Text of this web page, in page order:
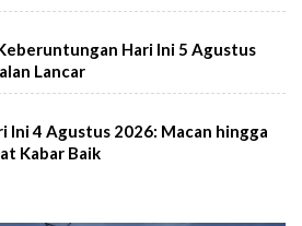
Hari Ini 5 Agustus
Lancar
Ini 4 Agustus 2026: Macan hingga
Kabar Baik